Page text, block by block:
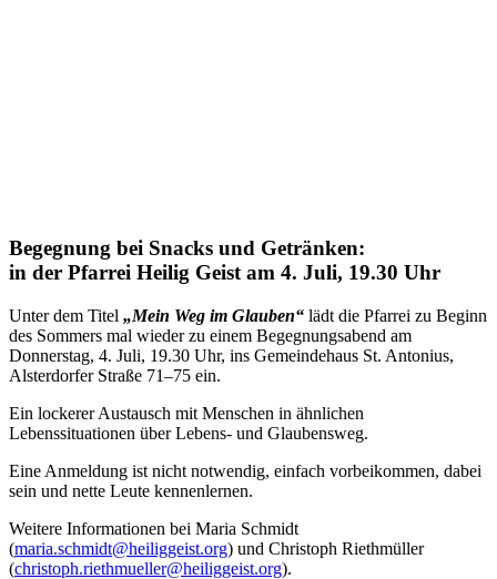
Begegnung bei Snacks und Getränken:
in der Pfarrei Heilig Geist am 4. Juli, 19.30 Uhr
Unter dem Titel „Mein Weg im Glauben“ lädt die Pfarrei zu Beginn
des Sommers mal wieder zu einem Begegnungsabend am
Donnerstag, 4. Juli, 19.30 Uhr, ins Gemeindehaus St. Antonius,
Alsterdorfer Straße 71–75 ein.
Ein lockerer Austausch mit Menschen in ähnlichen
Lebenssituationen über Lebens- und Glaubensweg.
Eine Anmeldung ist nicht notwendig, einfach vorbeikommen, dabei
sein und nette Leute kennenlernen.
Weitere Informationen bei Maria Schmidt
(maria.schmidt@heiliggeist.org) und Christoph Riethmüller
(christoph.riethmueller@heiliggeist.org).